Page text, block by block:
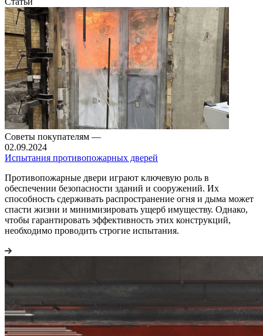
Советы покупателям —
02.09.2024
Испытания противопожарных дверей
Противопожарные двери играют ключевую роль в
обеспечении безопасности зданий и сооружений. Их
способность сдерживать распространение огня и дыма может
спасти жизни и минимизировать ущерб имуществу. Однако,
чтобы гарантировать эффективность этих конструкций,
необходимо проводить строгие испытания.